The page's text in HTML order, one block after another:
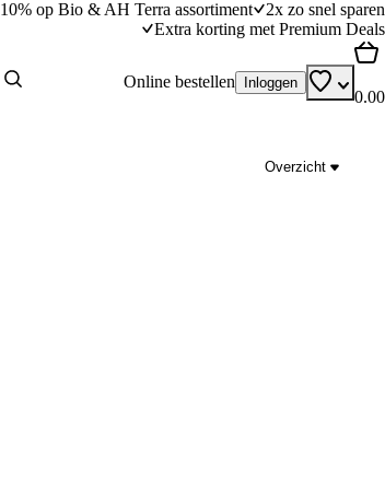
10% op Bio & AH Terra assortiment
2x zo snel sparen
Extra korting met Premium Deals
Online bestellen Inloggen
0.00
Overzicht